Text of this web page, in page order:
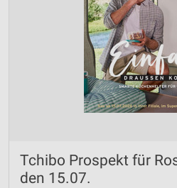
Tchibo Prospekt für
den 15.07.